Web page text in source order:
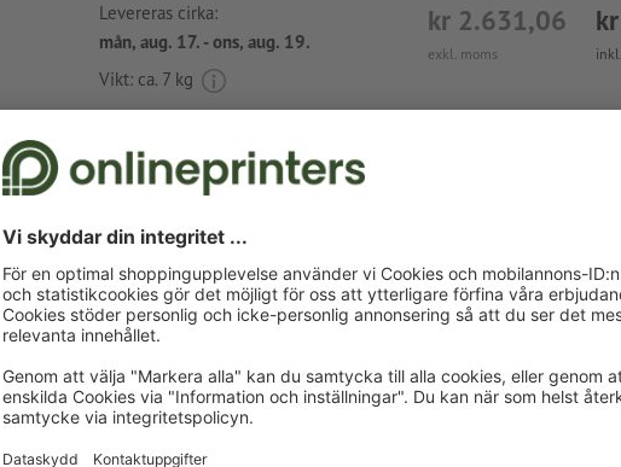
exkl. moms
kr 2.631,06
Levereras cirka:
mån, aug. 17. - ons, aug. 19.
Vikt: ca. 7 kg
Dataformat: 6 x 4 cm
Som motivfärger kan en resp. tvåspecialfärger väljas.
Solid Coated (t.ex. ”Pantone 286 C”).
Inga metallic- eller neonfärger möjliga.